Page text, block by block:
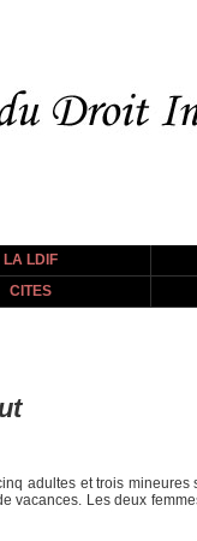
LA LDIF
CITES
adultes et trois
vacances. Les deux